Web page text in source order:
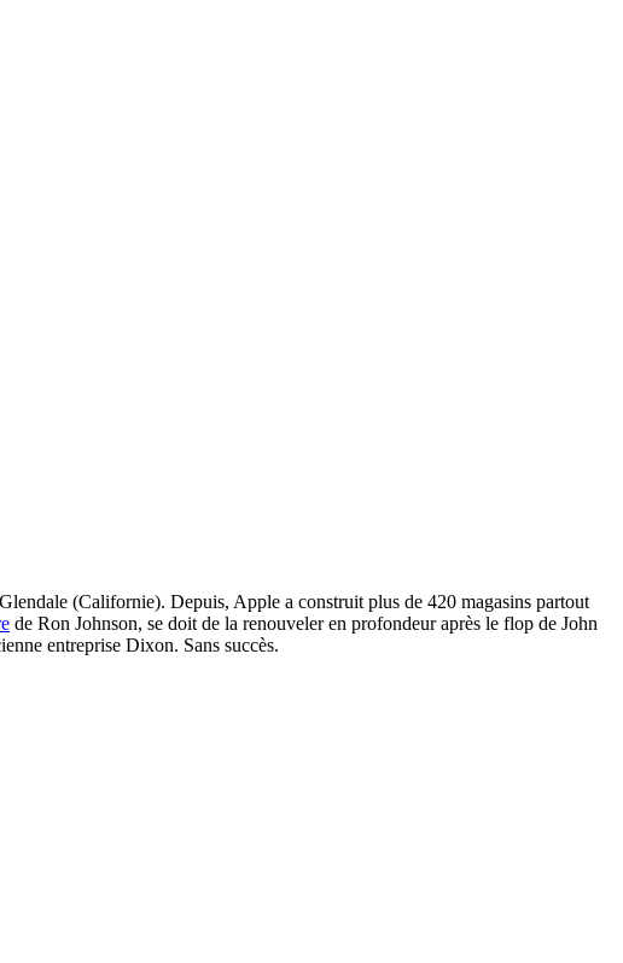
(Californie). Depuis, Apple a construit plus de 420 magasins partout
de Ron Johnson, se doit de la renouveler en profondeur après le flop de John
entreprise Dixon. Sans succès.